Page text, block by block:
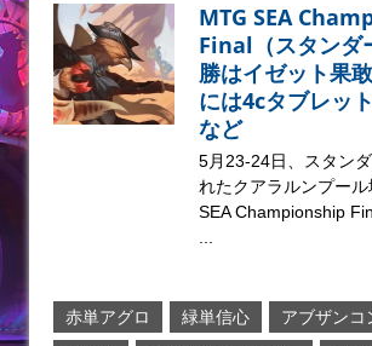
MTG SEA
Final（スタンダ
勝はイゼット果
には4cタブレッ
など
5月23-24日、スタン
れたクアラルンプー
SEA Championship
赤単アグロ 緑単信心
アブザンコ